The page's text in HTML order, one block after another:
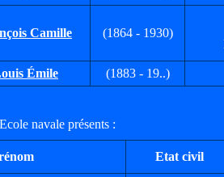
Camille (1864 - 1930)
Émile (1883 - 19..)
navale présents :
Etat civil